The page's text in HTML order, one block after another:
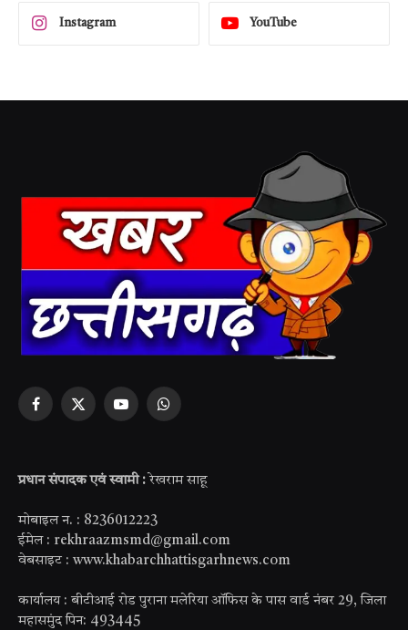
Instagram YouTube
Facebook
X
YouTubeWhatsApp
प्रधान संपादक एवं स्वामी : रेखराम साहू
मोबाइल न. : 8236012223
ईमेल : rekhraazmsmd@gmail.com
वेबसाइट : www.khabarchhattisgarhnews.com
कार्यालय : बीटीआई रोड पुराना मलेरिया ऑफिस के पास वार्ड नंबर 29, जिला
महासमुंद पिन: 493445